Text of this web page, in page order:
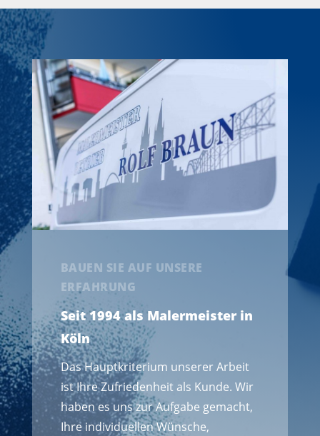
BAUEN SIE AUF UNSERE
ERFAHRUNG
Seit 1994 als Malermeister in
Köln
Das Hauptkriterium unserer Arbeit
ist Ihre Zufriedenheit als Kunde. Wir
haben es uns zur Aufgabe gemacht,
Ihre individuellen Wünsche,